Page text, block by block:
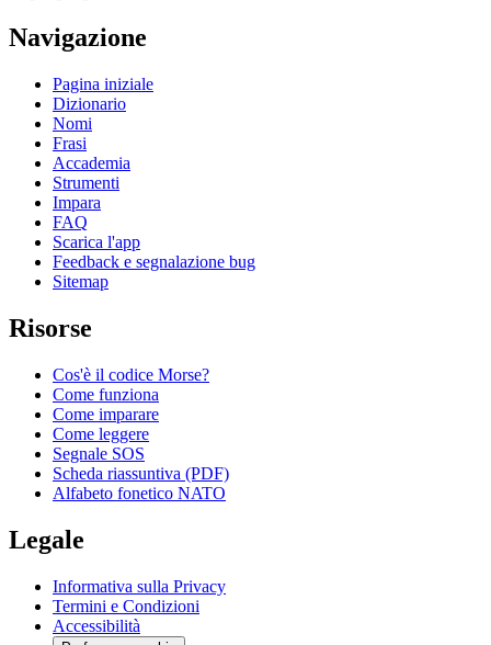
Navigazione
Pagina iniziale
Dizionario
Nomi
Frasi
Accademia
Strumenti
Impara
FAQ
Scarica l'app
Feedback e segnalazione bug
Sitemap
Risorse
Cos'è il codice Morse?
Come funziona
Come imparare
Come leggere
Segnale SOS
Scheda riassuntiva (PDF)
Alfabeto fonetico NATO
Legale
Informativa sulla Privacy
Termini e Condizioni
Accessibilità